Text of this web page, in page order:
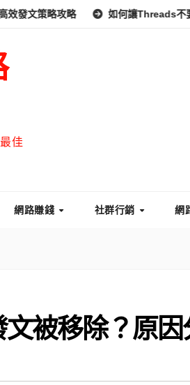
如何讓Threads不要顯示IG？完
佳
網路賺錢 社群行銷 網
被移除？原因